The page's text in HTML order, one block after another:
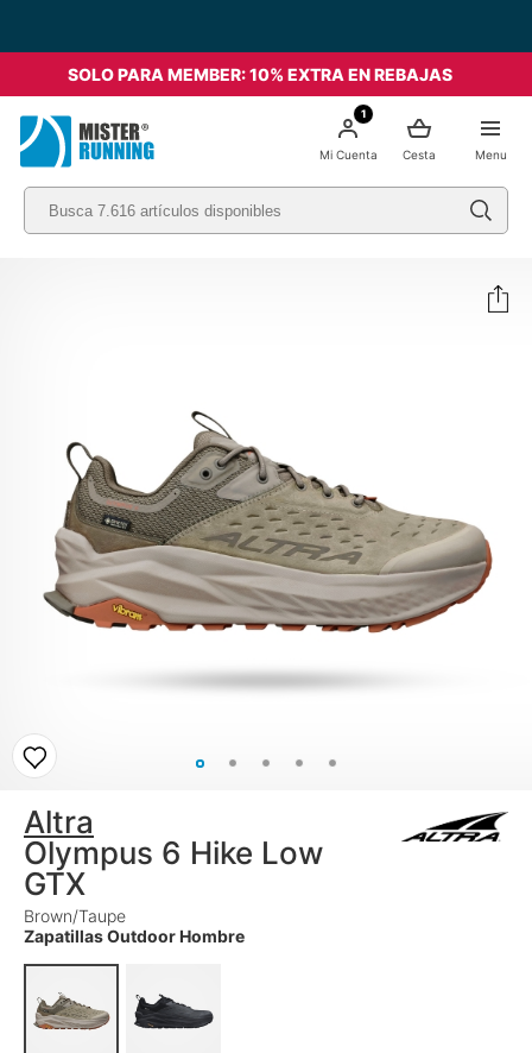
SOLO PARA MEMBER: 10% EXTRA EN REBAJAS
Menu
Cesta
1
Mi Cuenta
Altra
Olympus 6 Hike Low
GTX
Brown/Taupe
Zapatillas Outdoor Hombre